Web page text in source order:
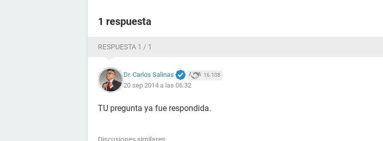
1 respuesta
RESPUESTA 1 / 1
Dr. Carlos Salinas 16.108
20 sep 2014 a las 06:32
TU pregunta ya fue respondida.